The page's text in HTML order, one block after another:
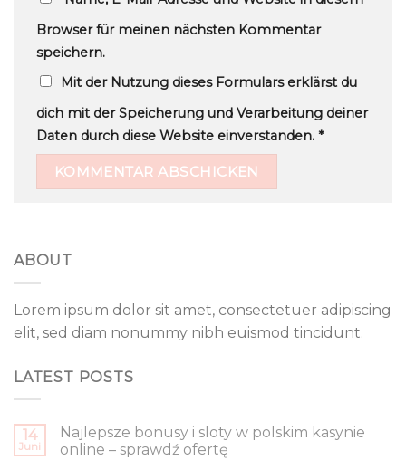
Browser für meinen nächsten Kommentar
speichern.
Mit der Nutzung dieses Formulars erklärst du
dich mit der Speicherung und Verarbeitung deiner
Daten durch diese Website einverstanden. *
ABOUT
Lorem ipsum dolor sit amet, consectetuer adipiscing
elit, sed diam nonummy nibh euismod tincidunt.
LATEST POSTS
14
Juni
Najlepsze bonusy i sloty w polskim kasynie
online – sprawdź ofertę